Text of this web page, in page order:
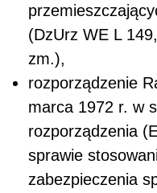
(DzUrz WE L
zm.),
rozporządzenie
marca 1972 r. w
rozporządzenia
sprawie
zabezpieczenia